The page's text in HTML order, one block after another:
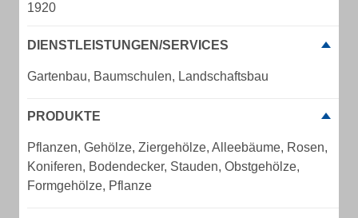
1920
DIENSTLEISTUNGEN/SERVICES
Gartenbau, Baumschulen, Landschaftsbau
PRODUKTE
Pflanzen, Gehölze, Ziergehölze, Alleebäume, Rosen,
Koniferen, Bodendecker, Stauden, Obstgehölze,
Formgehölze, Pflanze